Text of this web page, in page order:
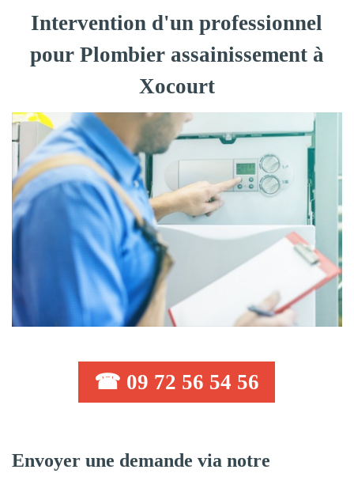
Intervention d'un professionnel
pour Plombier assainissement à
Xocourt
☎ 09 72 56 54 56
Envoyer une demande via notre